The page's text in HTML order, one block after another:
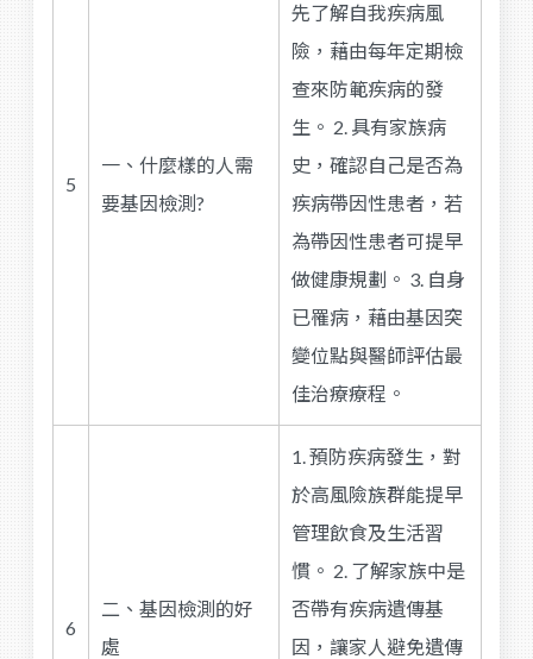
5
一、什麼樣的人需
要基因檢測?
先了解自我疾病風
險，藉由每年定期檢
查來防範疾病的發
生。 2. 具有家族病
史，確認自己是否為
疾病帶因性患者，若
為帶因性患者可提早
做健康規劃。 3. 自身
已罹病，藉由基因突
變位點與醫師評估最
佳治療療程。
6
二、基因檢測的好
處
1. 預防疾病發生，對
於高風險族群能提早
管理飲食及生活習
慣。 2. 了解家族中是
否帶有疾病遺傳基
因，讓家人避免遺傳